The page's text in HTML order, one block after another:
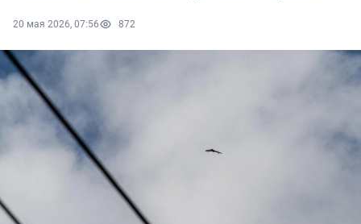
20 мая 2026, 07:56 872